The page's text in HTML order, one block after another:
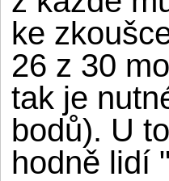
ke
26 z 30
tak je
bodů). U
hodně lidí